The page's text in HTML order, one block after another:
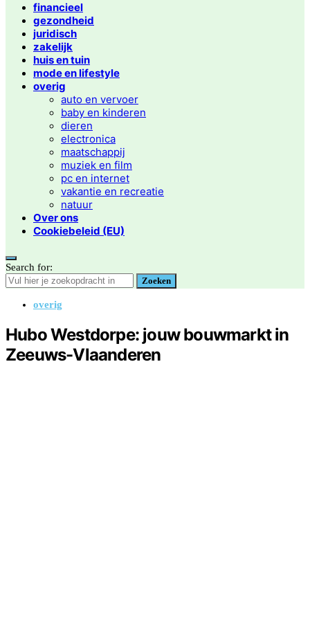
financieel
gezondheid
juridisch
zakelijk
huis en tuin
mode en lifestyle
overig
auto en vervoer
baby en kinderen
dieren
electronica
maatschappij
muziek en film
pc en internet
vakantie en recreatie
natuur
Over ons
Cookiebeleid (EU)
Search for:
Zoeken
overig
Hubo Westdorpe: jouw bouwmarkt in
Zeeuws-Vlaanderen